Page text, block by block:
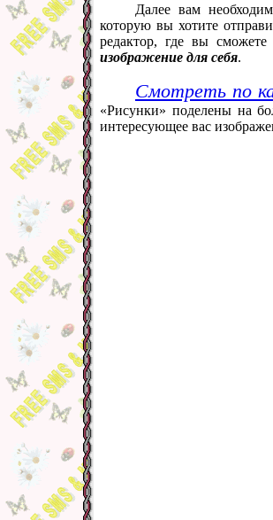
Далее вам
которую вы хотите
редактор, где вы
изображение для себя.
Смотреть по
«Рисунки» поделены на
интересующее вас